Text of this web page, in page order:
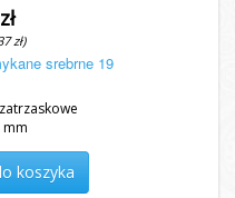
zł)
srebrne 19
koszyka